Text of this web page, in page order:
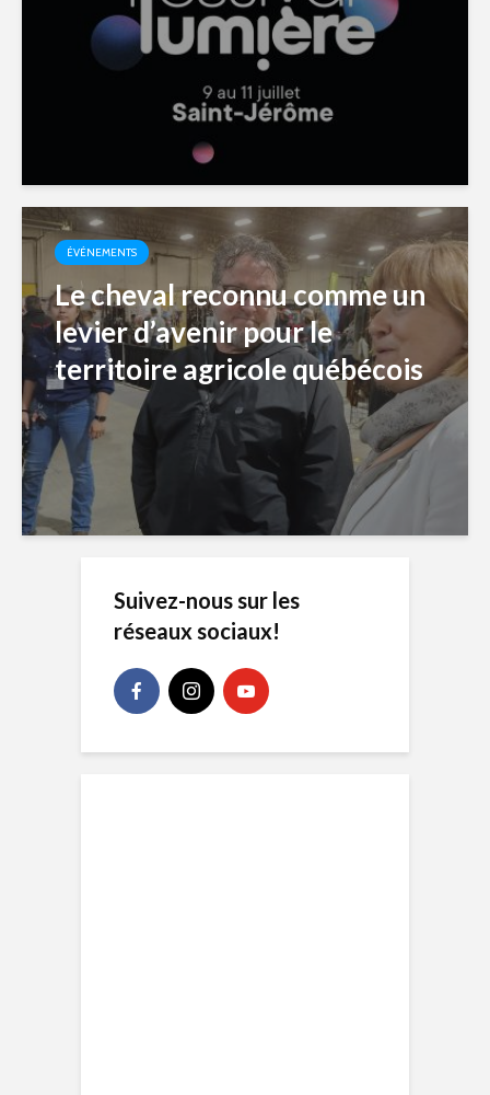
ÉVÉNEMENTS
Le cheval reconnu comme un
levier d’avenir pour le
territoire agricole québécois
Suivez-nous sur les
réseaux sociaux!